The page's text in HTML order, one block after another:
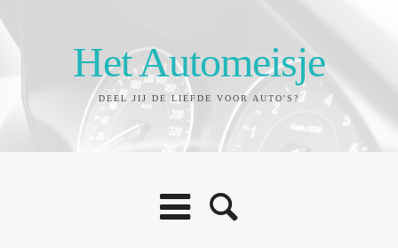
Het Automeisje
DEEL JIJ DE LIEFDE VOOR AUTO'S?